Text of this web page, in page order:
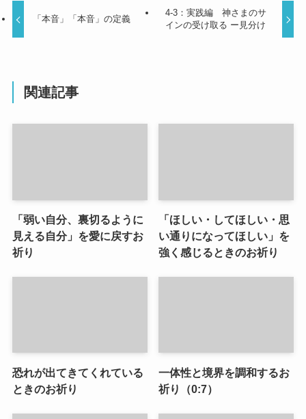
「本音」「本音」の定義
4-3：実践編 神さまのサ
インの受け取る ー見分け
関連記事
「弱い自分、裏切るように
見える自分」を愛に戻すお
祈り
「ほしい・してほしい・思
い通りになってほしい」を
強く感じるときのお祈り
恐れが出てきてくれている
ときのお祈り
一体性と境界を調和するお
祈り（0:7）